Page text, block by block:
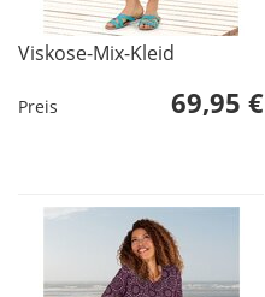
Viskose-Mix-Kleid
Preis 69,95 €